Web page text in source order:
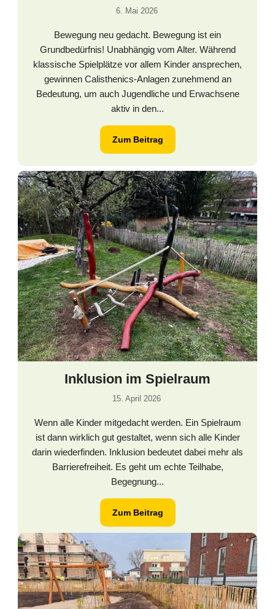
6. Mai 2026
Bewegung neu gedacht. Bewegung ist ein
Grundbedürfnis! Unabhängig vom Alter. Während
klassische Spielplätze vor allem Kinder ansprechen,
gewinnen Calisthenics-Anlagen zunehmend an
Bedeutung, um auch Jugendliche und Erwachsene
aktiv in den...
Zum Beitrag
Inklusion im Spielraum
15. April 2026
Wenn alle Kinder mitgedacht werden. Ein Spielraum
ist dann wirklich gut gestaltet, wenn sich alle Kinder
darin wiederfinden. Inklusion bedeutet dabei mehr als
Barrierefreiheit. Es geht um echte Teilhabe,
Begegnung...
Zum Beitrag